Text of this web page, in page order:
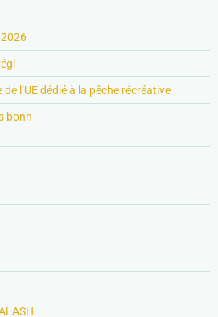
l’UE dédié à la pêche récréative
bonn